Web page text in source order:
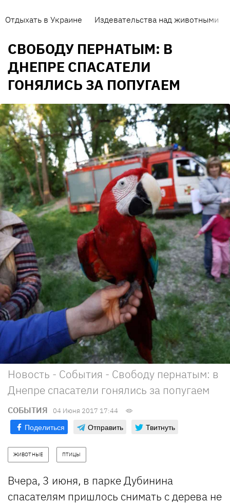
Отдыхать в Украине Издевательства над животными
СВОБОДУ ПЕРНАТЫМ: В
ДНЕПРЕ СПАСАТЕЛИ
ГОНЯЛИСЬ ЗА ПОПУГАЕМ
Новость - События - Свободу пернатым: в
Днепре спасатели гонялись за попугаем
СОБЫТИЯ 04 Июня 2017 17:44
Поделиться Отправить Твитнуть
ЖИВОТНЫЕ ПТИЦЫ
Вчера, 3 июня, в парке Дубинина
спасателям пришлось снимать с дерева не